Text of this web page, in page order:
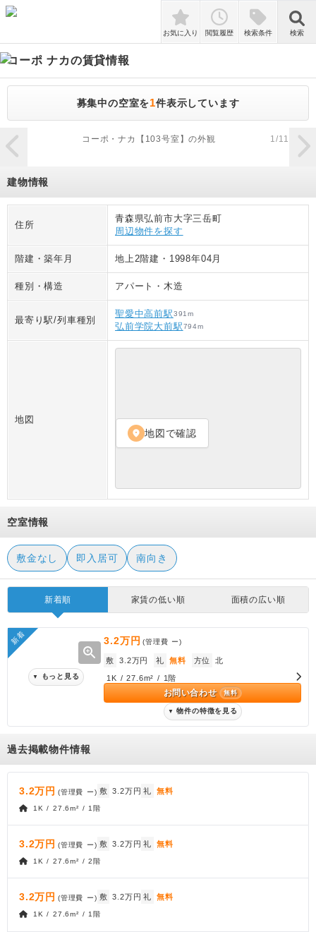
検索
お気に入り 閲覧履歴 検索条件 検索
コーポ ナカの賃貸情報
募集中の空室を1件表示しています
zoom_in
コーポ・ナカ【103号室】の外観 1/11
建物情報
住所
青森県弘前市大字三岳町
周辺物件を探す
階建・築年月 地上2階建 ・ 1998年04月
種別・構造 アパート ・ 木造
最寄り駅/列車種別
聖愛中高前駅391m
弘前学院大前駅794m
地図
location_on 地図で確認
空室情報
敷金なし 即入居可 南向き
新着順 家賃の低い順 面積の広い順
新着
zoom_in
▼ もっと見る
3.2万円 (管理費 ー)
敷 3.2万円 礼 無料 方位 北
1K / 27.6m² / 1階
お問い合わせ 無料
▼ 物件の特徴を見る
過去掲載物件情報
3.2万円 (管理費 ー) 敷 3.2万円 礼 無料
1K / 27.6m² / 1階
3.2万円 (管理費 ー) 敷 3.2万円 礼 無料
1K / 27.6m² / 2階
3.2万円 (管理費 ー) 敷 3.2万円 礼 無料
1K / 27.6m² / 1階